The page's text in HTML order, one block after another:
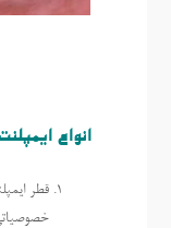
انواع
قطر